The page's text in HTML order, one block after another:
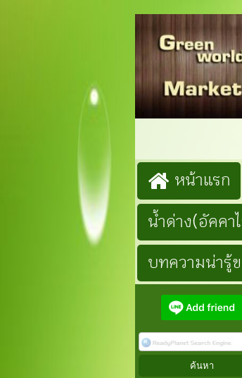
หน้าแรก
น้ำด่าง(อัคค
บทความน่ารู้